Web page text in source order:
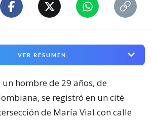
VER RESUMEN
hombre de 29 años, de
se registró en un cité
de María Vial con calle